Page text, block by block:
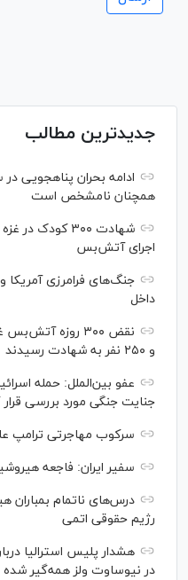
جدیدترین مطالب
ادامه بحران پناهجویی
همچنان نامشخص است
شهادت ۳۰۰
اجرای آتش‌بس
جنگ‌های فرامرزی
داخل
نقض ۳۰۰ روزه
و ۲۵۰ نفر به شهادت رسیدند
جنایت جنگی مورد بررسی قرار
سرکوب مهاجرتی ترامپ
سفیر ایران: فاجعه
درس‌های ناتمام بمباران
رژیم حقوقی اتمی
هشدار پلیس استرالیا
در نیوساوت ولز همه‌گیر